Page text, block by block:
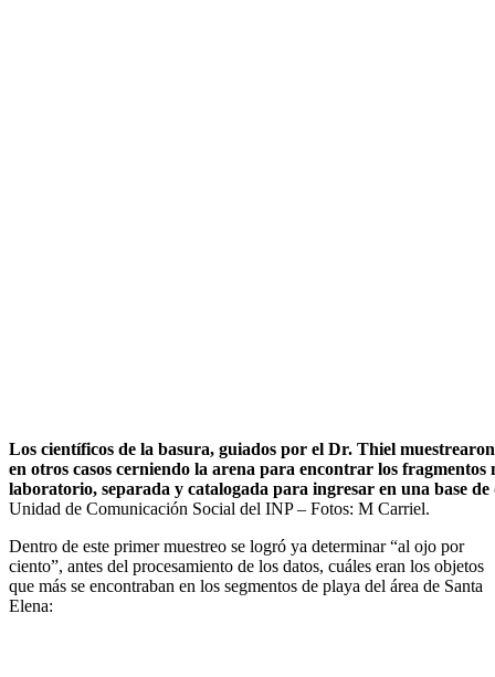
Los científicos de la basura, guiados por el Dr. Thiel
en otros casos cerniendo la arena para encontrar los
laboratorio, separada y catalogada para ingresar en una base
Unidad de Comunicación Social del INP – Fotos: M Carriel.
Dentro de este primer muestreo se logró ya determinar “al ojo por
ciento”, antes del procesamiento de los datos, cuáles eran los objetos
que más se encontraban en los segmentos de playa del área de Santa
Elena: